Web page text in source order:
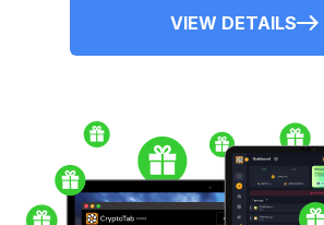
VIEW DETAILS